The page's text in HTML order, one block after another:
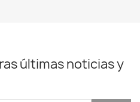
últimas noticias y